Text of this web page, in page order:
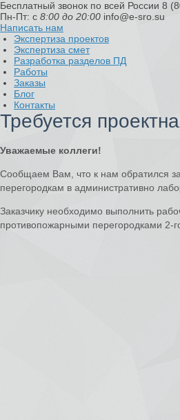
Бесплатный звонок по всей России 8
Пн-Пт: с 8:00 до 20:00 info@e-sro.su
Написать нам
Экспертиза проектов
Экспертиза смет
Разработка разделов ПД
Работы
Заказы
Блог
Контакты
Требуется
Уважаемые коллеги!
Сообщаем Вам, что к нам обратился
перегородкам в административно
Заказчику необходимо выполнить
противопожарными перегородками 2-